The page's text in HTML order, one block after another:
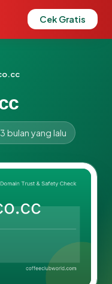
Cek Gratis
3 bulan yang lalu